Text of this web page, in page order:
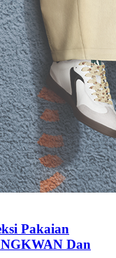
Pakaian
Dan